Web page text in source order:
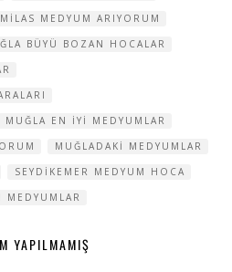
MILAS MEDYUM ARIYORUM
BÜYÜ BOZAN HOCALAR
MUĞLA EN IYI MEDYUMLAR
MUĞLADAKI MEDYUMLAR
SEYDIKEMER MEDYUM HOCA
MEDYUMLAR
YAPILMAMIŞ